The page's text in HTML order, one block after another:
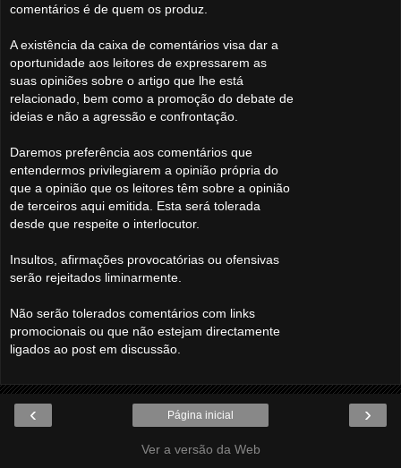
comentários é de quem os produz.
A existência da caixa de comentários visa dar a
oportunidade aos leitores de expressarem as
suas opiniões sobre o artigo que lhe está
relacionado, bem como a promoção do debate de
ideias e não a agressão e confrontação.
Daremos preferência aos comentários que
entendermos privilegiarem a opinião própria do
que a opinião que os leitores têm sobre a opinião
de terceiros aqui emitida. Esta será tolerada
desde que respeite o interlocutor.
Insultos, afirmações provocatórias ou ofensivas
serão rejeitados liminarmente.
Não serão tolerados comentários com links
promocionais ou que não estejam directamente
ligados ao post em discussão.
‹ ›
Página inicial
Ver a versão da Web